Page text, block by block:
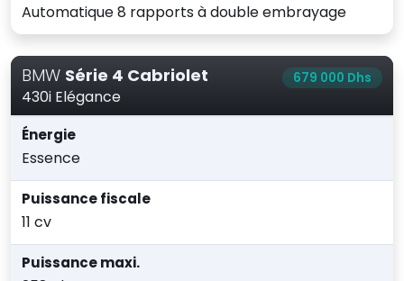
Automatique 8 rapports à double embrayage
BMW Série 4 Cabriolet
430i Elégance
679 000 Dhs
Énergie
Essence
Puissance fiscale
11 cv
Puissance maxi.